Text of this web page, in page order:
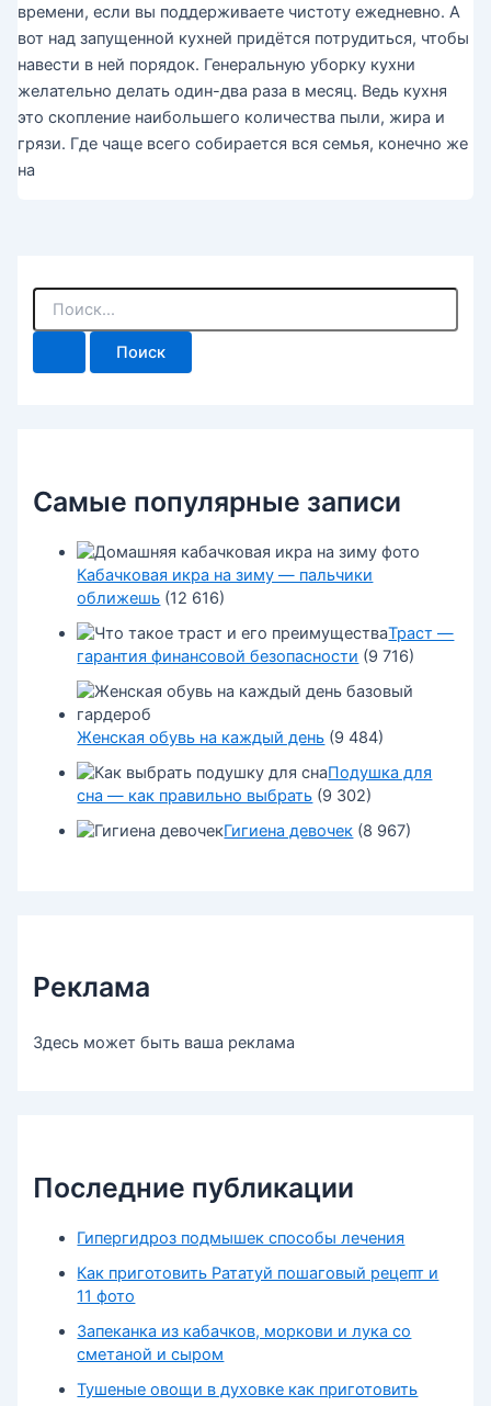
времени, если вы поддерживаете чистоту ежедневно. А
вот над запущенной кухней придётся потрудиться, чтобы
навести в ней порядок. Генеральную уборку кухни
желательно делать один-два раза в месяц. Ведь кухня
это скопление наибольшего количества пыли, жира и
грязи. Где чаще всего собирается вся семья, конечно же
на
П
и
Самые популярные записи
Кабачковая икра на зиму — пальчики
оближешь (12 616)
Траст —
гарантия финансовой безопасности (9 716)
Женская обувь на каждый день (9 484)
Подушка для
сна — как правильно выбрать (9 302)
Гигиена девочек (8 967)
Реклама
Здесь может быть ваша реклама
Последние публикации
Гипергидроз подмышек способы лечения
Как приготовить Рататуй пошаговый рецепт и
11 фото
Запеканка из кабачков, моркови и лука со
сметаной и сыром
Тушеные овощи в духовке как приготовить